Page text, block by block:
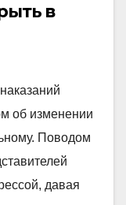
в
об изменении
Поводом
давая